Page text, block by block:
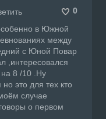
0
в Южной
между
с Юной Повар
,интересовался
8 /10 .Ну
это для тех кто
случае
о первом